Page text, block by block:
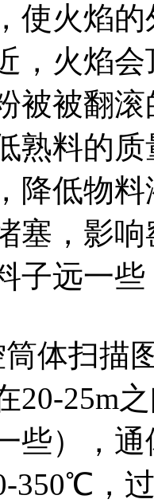
使火焰
，火焰
被被翻
熟料的
降低物
塞，影
子远一
体扫描
20-25m
些），
350℃，